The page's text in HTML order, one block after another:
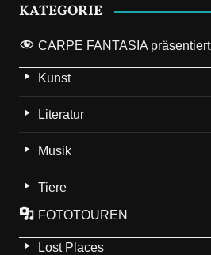
KATEGORIE
CARPE FANTASIA präsentiert
Kunst
Literatur
Musik
Tiere
FOTOTOUREN
Lost Places